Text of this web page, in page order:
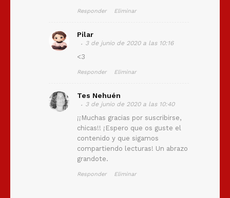
Responder Eliminar
Pilar
3 de junio de 2020 a las 10:16
<3
Responder Eliminar
Tes Nehuén
3 de junio de 2020 a las 10:40
¡¡Muchas gracias por suscribirse,
chicas!! ¡Espero que os guste el
contenido y que sigamos
compartiendo lecturas! Un abrazo
grandote.
Responder Eliminar